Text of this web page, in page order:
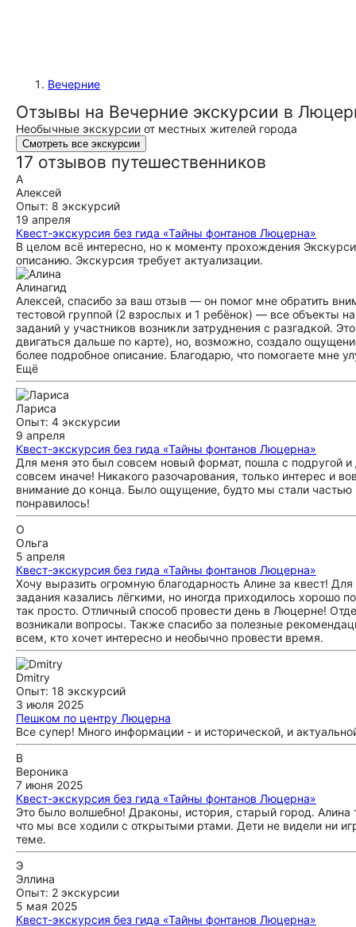
Вечерние
Отзывы на Вечерние экскурсии в
Необычные экскурсии от местных жителей города
Смотреть все экскурсии
17 отзывов путешественников
А
Алексей
Опыт: 8 экскурсий
19 апреля
Квест-экскурсия без гида «Тайны фонтанов Люцерна»
В целом всё интересно, но к моменту прохождения
описанию. Экскурсия требует актуализации.
Алинагид
Алексей, спасибо за ваш отзыв — он помог мне обратить
тестовой группой (2 взрослых и 1 ребёнок) — все объекты
заданий у участников возникли затруднения с разгадкой.
двигаться дальше по карте), но, возможно, создало
более подробное описание. Благодарю, что помогаете мне
Ещё
Лариса
Опыт: 4 экскурсии
9 апреля
Квест-экскурсия без гида «Тайны фонтанов Люцерна»
Для меня это был совсем новый формат, пошла с подругой
совсем иначе! Никакого разочарования, только интерес и
внимание до конца. Было ощущение, будто мы стали
понравилось!
О
Ольга
5 апреля
Квест-экскурсия без гида «Тайны фонтанов Люцерна»
Хочу выразить огромную благодарность Алине за квест!
задания казались лёгкими, но иногда приходилось хорошо
так просто. Отличный способ провести день в Люцерне!
возникали вопросы. Также спасибо за полезные
всем, кто хочет интересно и необычно провести время.
Dmitry
Опыт: 18 экскурсий
3 июля 2025
Пешком по центру Люцерна
Все супер! Много информации - и исторической, и
В
Вероника
7 июня 2025
Квест-экскурсия без гида «Тайны фонтанов Люцерна»
Это было волшебно! Драконы, история, старый город.
что мы все ходили с открытыми ртами. Дети не видели ни
теме.
Э
Эллина
Опыт: 2 экскурсии
5 мая 2025
Квест-экскурсия без гида «Тайны фонтанов Люцерна»